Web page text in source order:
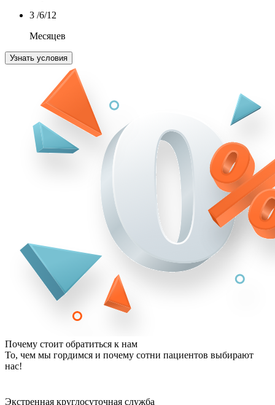
3 /6/12
Месяцев
Узнать условия
Почему стоит обратиться к нам
То, чем мы гордимся и почему сотни пациентов выбирают
нас!
Экстренная круглосуточная служба